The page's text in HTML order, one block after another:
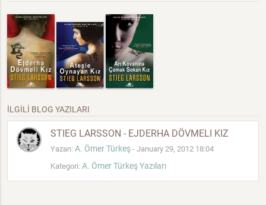
İLGİLİ BLOG YAZILARI
STIEG LARSSON - EJDERHA DÖVMELI KIZ
Yazan: A. Ömer Türkeş - January 29, 2012 18:04
Kategori: A. Ömer Türkeş Yazıları